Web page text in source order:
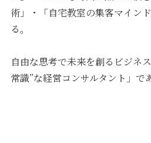
術」・「自宅教室の集客マイン
る。
自由な思考で未来を創るビジネ
常識”な経営コンサルタント」で